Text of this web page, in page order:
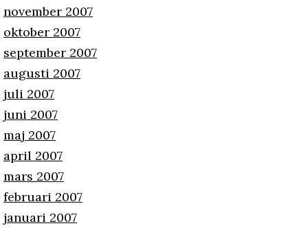
november 2007
oktober 2007
september 2007
augusti 2007
juli 2007
juni 2007
maj 2007
april 2007
mars 2007
februari 2007
januari 2007